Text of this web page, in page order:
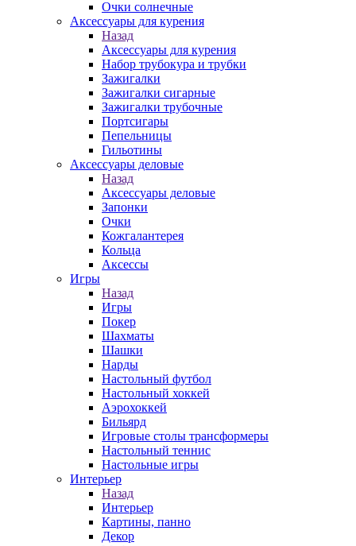
Очки солнечные
Аксессуары для курения
Назад
Аксессуары для курения
Набор трубокура и трубки
Зажигалки
Зажигалки сигарные
Зажигалки трубочные
Портсигары
Пепельницы
Гильотины
Аксессуары деловые
Назад
Аксессуары деловые
Запонки
Очки
Кожгалантерея
Кольца
Аксессы
Игры
Назад
Игры
Покер
Шахматы
Шашки
Нарды
Настольный футбол
Настольный хоккей
Аэрохоккей
Бильярд
Игровые столы трансформеры
Настольный теннис
Настольные игры
Интерьер
Назад
Интерьер
Картины, панно
Декор